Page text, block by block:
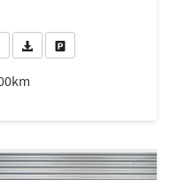
Wir rufen Sie anPDF-Datei, Fahrzeugexposé